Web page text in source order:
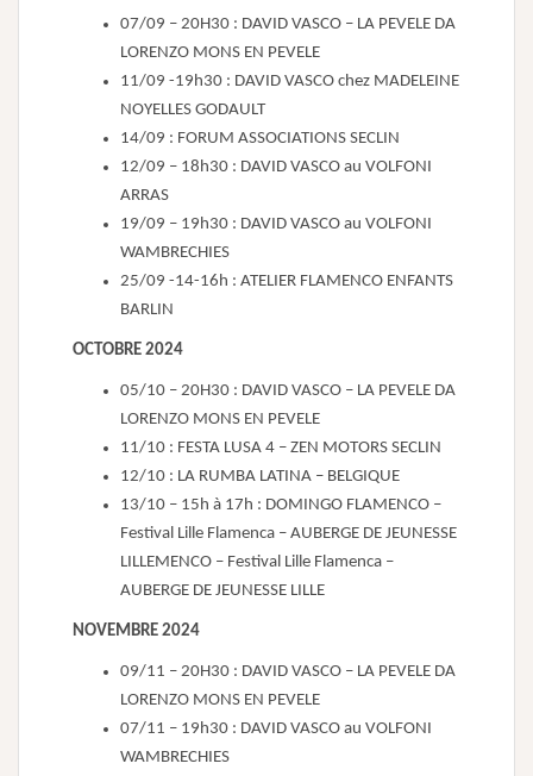
07/09 – 20H30 : DAVID VASCO – LA PEVELE DA
LORENZO MONS EN PEVELE
11/09 -19h30 : DAVID VASCO chez MADELEINE
NOYELLES GODAULT
14/09 : FORUM ASSOCIATIONS SECLIN
12/09 – 18h30 : DAVID VASCO au VOLFONI
ARRAS
19/09 – 19h30 : DAVID VASCO au VOLFONI
WAMBRECHIES
25/09 -14-16h : ATELIER FLAMENCO ENFANTS
BARLIN
OCTOBRE 2024
05/10 – 20H30 : DAVID VASCO – LA PEVELE DA
LORENZO MONS EN PEVELE
11/10 : FESTA LUSA 4 – ZEN MOTORS SECLIN
12/10 : LA RUMBA LATINA – BELGIQUE
13/10 – 15h à 17h : DOMINGO FLAMENCO –
Festival Lille Flamenca – AUBERGE DE JEUNESSE
LILLEMENCO – Festival Lille Flamenca –
AUBERGE DE JEUNESSE LILLE
NOVEMBRE 2024
09/11 – 20H30 : DAVID VASCO – LA PEVELE DA
LORENZO MONS EN PEVELE
07/11 – 19h30 : DAVID VASCO au VOLFONI
WAMBRECHIES